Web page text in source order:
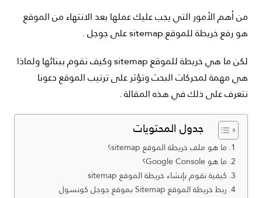
من أهم الأمور التي يجب عليك عملها بعد الانتهاء من الموقع
هو رفع خريطة للموقع sitemap على جوجل .
لكن ما هي خريطة للموقع sitemap وكيف نقوم ببنائها ولماذا
هي مهمة لمحركات البحث وتؤثر على ترتيب الموقع دعونا
نتعرف على ذلك في هذه المقالة .
جدول المحتويات
ما هو ملف خريطة الموقع sitemap؟
ما هو Google Console؟
كيفية نقوم بإنشاء خريطة الموقع sitemap
ربط خريطة الموقع Sitemap بموقع جوجل كونسول